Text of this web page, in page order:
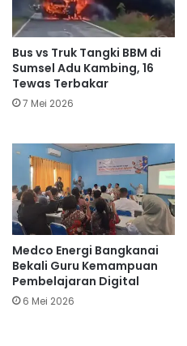
Bus vs Truk Tangki BBM di
Sumsel Adu Kambing, 16
Tewas Terbakar
7 Mei 2026
Medco Energi Bangkanai
Bekali Guru Kemampuan
Pembelajaran Digital
6 Mei 2026